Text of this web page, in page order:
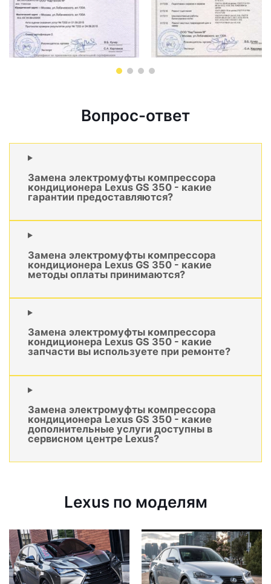
Вопрос-ответ
Замена электромуфты компрессора
кондиционера Lexus GS 350 - какие
гарантии предоставляются?
Замена электромуфты компрессора
кондиционера Lexus GS 350 - какие
методы оплаты принимаются?
Замена электромуфты компрессора
кондиционера Lexus GS 350 - какие
запчасти вы используете при ремонте?
Замена электромуфты компрессора
кондиционера Lexus GS 350 - какие
дополнительные услуги доступны в
сервисном центре Lexus?
Lexus по моделям